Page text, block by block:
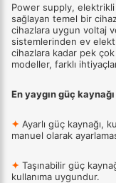
Power supply, elektrikli
sağlayan temel bir
cihazlara uygun voltaj
sistemlerinden ev
cihazlara kadar pek
modeller, farklı
En yaygın güç
✦ Ayarlı güç kaynağı,
manuel olarak
✦ Taşınabilir güç
kullanıma uygundur.